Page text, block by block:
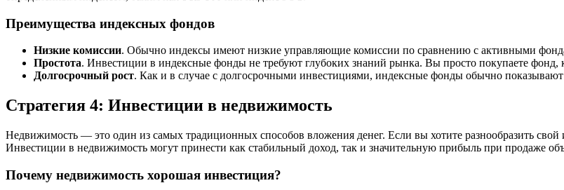
Преимущества индексных фондов
Низкие комиссии. Обычно индексы имеют низкие управляющие комиссии по сравнению с активными
Простота. Инвестиции в индексные фонды не требуют глубоких знаний рынка. Вы просто покупаете фонд,
Долгосрочный рост. Как и в случае с долгосрочными инвестициями, индексные фонды обычно
Стратегия 4: Инвестиции в недвижимость
Недвижимость — это один из самых традиционных способов вложения денег. Если вы хотите разнообразить
Инвестиции в недвижимость могут принести как стабильный доход, так и значительную прибыль при продаже
Почему недвижимость хорошая инвестиция?